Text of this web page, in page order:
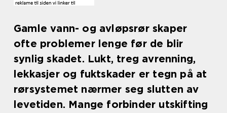
Gamle vann- og avløpsrør skaper
ofte problemer lenge før de blir
synlig skadet. Lukt, treg avrenning,
lekkasjer og fuktskader er tegn på at
rørsystemet nærmer seg slutten av
levetiden. Mange forbinder utskifting